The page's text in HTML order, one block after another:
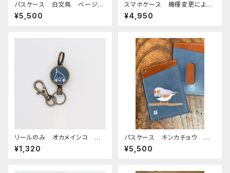
パスケース 白文鳥 ベージ
ュ タータンチェック レッドブ
ラウン 文鳥 栃木レザー
¥5,500
スマホケース 機種変更による
カスタマイズ
¥4,950
リールのみ オカメインコ モノ
トーン ネイビー おかめいん
こ
¥1,320
パスケース キンカチョウ ネ
イビー ブラウン 栃木レザー
¥5,500